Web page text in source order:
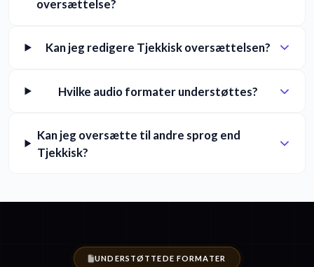
oversættelse?
Kan jeg redigere Tjekkisk oversættelsen?
Hvilke audio formater understøttes?
Kan jeg oversætte til andre sprog end
Tjekkisk?
UNDERSTØTTEDE FORMATER